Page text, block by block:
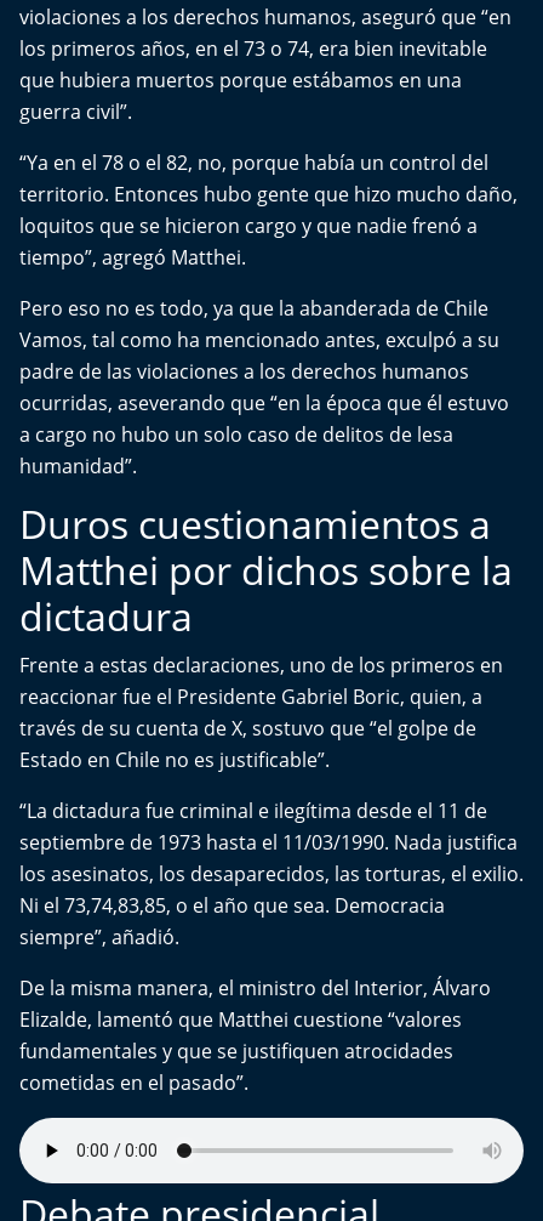
Expreso PM
Conecta Vida
Te invito a tomar once
Bío Bío en Ruta
Especiales
Motorfem
Agenda Propia
Chile, Historia de 30 años
Carrera a La Moneda
Aquí Estamos
Sello de raza
Trasnoche
Reto Inmobiliario
Punto de Encuentro
Yo invito
violaciones a los derechos humanos, aseguró que “en
los primeros años, en el 73 o 74, era bien inevitable
que hubiera muertos porque estábamos en una
guerra civil”.
“Ya en el 78 o el 82, no, porque había un control del
territorio. Entonces hubo gente que hizo mucho daño,
loquitos que se hicieron cargo y que nadie frenó a
tiempo”, agregó Matthei.
Pero eso no es todo, ya que la abanderada de Chile
Vamos, tal como ha mencionado antes, exculpó a su
padre de las violaciones a los derechos humanos
ocurridas, aseverando que “en la época que él estuvo
a cargo no hubo un solo caso de delitos de lesa
humanidad”.
Duros cuestionamientos a
Matthei por dichos sobre la
dictadura
Frente a estas declaraciones, uno de los primeros en
reaccionar fue el Presidente Gabriel Boric, quien, a
través de su cuenta de X, sostuvo que “el golpe de
Estado en Chile no es justificable”.
“La dictadura fue criminal e ilegítima desde el 11 de
septiembre de 1973 hasta el 11/03/1990. Nada justifica
los asesinatos, los desaparecidos, las torturas, el exilio.
Ni el 73,74,83,85, o el año que sea. Democracia
siempre”, añadió.
De la misma manera, el ministro del Interior, Álvaro
Elizalde, lamentó que Matthei cuestione “valores
fundamentales y que se justifiquen atrocidades
cometidas en el pasado”.